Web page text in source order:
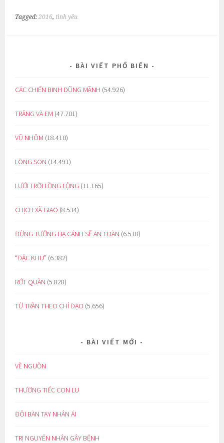
Tagged:2016, tình yêu
BÀI VIẾT PHỔ BIẾN
CÁC CHIẾN BINH DŨNG MÃNH (54.926)
TRĂNG VÀ EM (47.701)
VŨ NHÔM (18.410)
LÒNG SON (14.491)
LƯỚI TRỜI LỒNG LỘNG (11.165)
CHỊCH XÃ GIAO (8.534)
ĐỪNG TƯỞNG HẠ CÁNH SẼ AN TOÀN (6.518)
“ĐẶC KHU” (6.382)
RỚT QUẦN (5.828)
TỪ TRẦN THEO CHỈ ĐẠO (5.656)
BÀI VIẾT MỚI
VỀ NGUỒN
THƯƠNG TIẾC CON LU
ĐÔI BÀN TAY NHÂN ÁI
TRỊ NGUYÊN NHÂN GÂY BỆNH